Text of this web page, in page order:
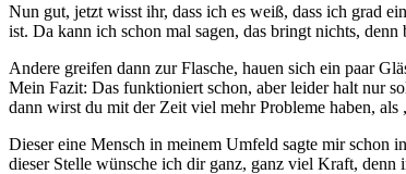
Nun gut, jetzt wisst ihr, dass ich es weiß, dass ich grad
ist. Da kann ich schon mal sagen, das bringt nichts,
Andere greifen dann zur Flasche, hauen sich ein paar
Mein Fazit: Das funktioniert schon, aber leider halt nur
dann wirst du mit der Zeit viel mehr Probleme haben,
Dieser eine Mensch in meinem Umfeld sagte mir schon
dieser Stelle wünsche ich dir ganz, ganz viel Kraft,